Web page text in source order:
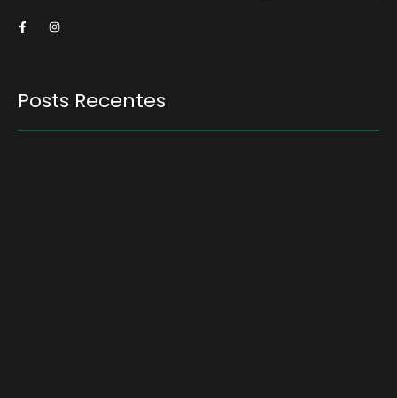
Posts Recentes